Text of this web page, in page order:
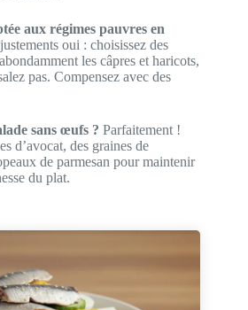
aux régimes pauvres en
oui : choisissez des
les câpres et haricots,
pas. Compensez avec des
sans œufs ? Parfaitement !
d’avocat, des graines de
de parmesan pour maintenir
du plat.